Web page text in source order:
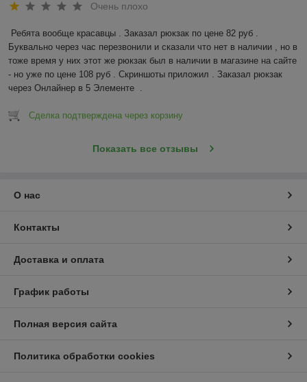
Очень плохо
Ребята вообще красавцы . Заказал рюкзак по цене 82 руб .
Буквально через час перезвонили и сказали что нет в наличии , но в
тоже время у них этот же рюкзак был в наличии в магазине на сайте
- но уже по цене 108 руб . Скриншоты приложил . Заказал рюкзак
через Онлайнер в 5 Элементе  .
Сделка подтверждена через корзину
Показать все отзывы
О нас
Контакты
Доставка и оплата
График работы
Полная версия сайта
Политика обработки cookies